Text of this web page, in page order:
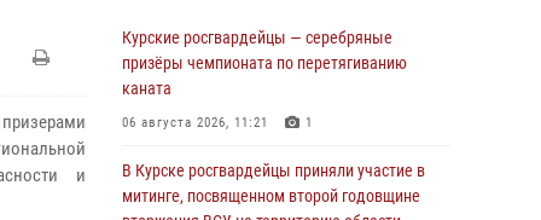
и
Курские росгвардейцы — серебряные
призёры чемпионата по перетягиванию
каната
06 августа 2026, 11:21 1
В Курске росгвардейцы приняли участие в
митинге, посвященном второй годовщине